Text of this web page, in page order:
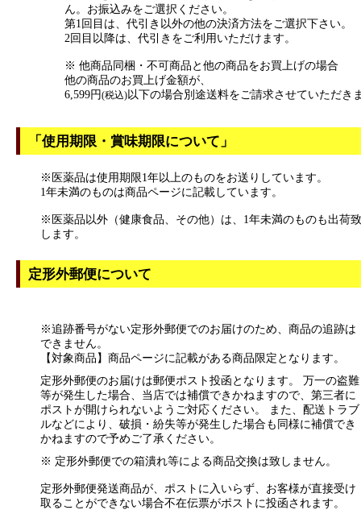
ん。お振込みをご選択ください。
第1回目は、代引き以外の他の決済方法をご選択下さい。
2回目以降は、代引きをご利用いただけます。
※ 他商品同梱・不可商品と他の商品をお買上げの場合
他の商品のお買上げ金額が、
6,599円(税込)以下の場合別途送料をご請求させていただき
「使用期限・賞味期限について」
※医薬品は使用期限1年以上のものをお送りしています。
1年未満のものは商品ページに記載しています。
※医薬品以外（健康食品、その他）は、1年未満のものも出荷致
します。
定形外郵便について
※追跡番号がない定形外郵便でのお届けのため、商品の追跡は
できません。
【対象商品】商品ページに記載がある商品限定となります。
定形外郵便のお届けは郵便ポスト投函となります。 万一の盗難
等が発生した場合、当店では補償できかねますので、第三者に
ポストが開けられないようご対応ください。 また、配送トラブ
ルなどにより、破損・紛失等が発生した場合も同様に補償でき
かねますので予めご了承ください。
※ 定形外郵便での箱潰れ等による商品交換は致しません。
定形外郵便発送商品が、ポストに入いらず、お客様が直接受け
取ることができない場合不在伝票がポストに投函されます。